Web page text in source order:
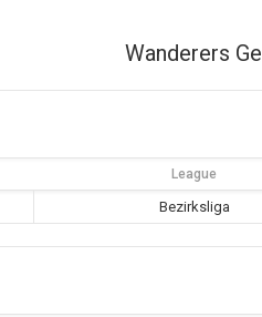
Wanderers
League
Bezirksliga